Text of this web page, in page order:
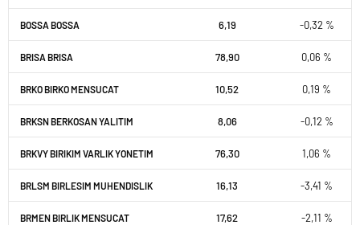
BOSSA BOSSA 6,19 -0,32 %
BRISA BRISA 78,90 0,06 %
BRKO BIRKO MENSUCAT 10,52 0,19 %
BRKSN BERKOSAN YALITIM 8,06 -0,12 %
BRKVY BIRIKIM VARLIK YONETIM 76,30 1,06 %
BRLSM BIRLESIM MUHENDISLIK 16,13 -3,41 %
BRMEN BIRLIK MENSUCAT 17,62 -2,11 %